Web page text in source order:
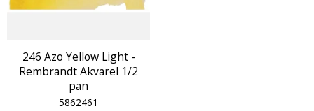
246 Azo Yellow Light -
Rembrandt Akvarel 1/2
pan
5862461